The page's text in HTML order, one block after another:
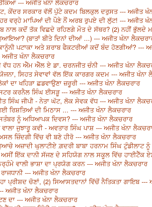
--- ਅਜੀਤ ਖੰਨਾ ਲੈਕਚਰਾਰ
ਕੇਂਦਰ ਸਰਕਾਰ ਵੱਲੋਂ ਪੁੱਟੇ ਕਦਮ ਬਿਲਕੁਲ ਦਰੁਸਤ --- ਅਜੀਤ
ਵਰ੍ਹੇ ਮਾਪਿਆਂ ਦੀ ਪੌਣੇ ਨੌਂ ਅਰਬ ਰੁਪਏ ਦੀ ਲੁੱਟ! --- ਅਜੀਤ
ਨਾਲ ਕਦੋਂ ਤੱਕ ਵਿਛਦੇ ਰਹਿਣਗੇ ਮੌਤ ਦੇ ਸੱਥਰ? (2) ਨਹੀਂ ਭੁੱਲਦੇ
(ਬਾਤਾਂ ਬੀਤੇ ਦਿਨਾਂ ਦੀਆਂ ...) --- ਅਜੀਤ ਖੰਨਾ
ਪਟਾਕਾ ਅਤੇ ਸ਼ਰਾਬ ਫੈਕਟਰੀਆਂ ਕਦੋਂ ਬੰਦ ਹੋਣਗੀਆਂ? ---
ਖੰਨਾ ਲੈਕਚਰਾਰ
ਹਨ ਐੱਮ ਐੱਲ ਏ ਡਾ. ਚਰਨਜੀਤ ਚੰਨੀ --- ਅਜੀਤ ਖੰਨਾ
ਸਿਹਤ ਸੇਵਾਵਾਂ ਵੱਲ ਇੱਕ ਕਾਰਗਰ ਕਦਮ --- ਅਜੀਤ ਖੰਨਾ
ਦਾ ਖਹਿੜਾ ਛਡਵਾਉਣਾ ਜ਼ਰੂਰੀ --- ਅਜੀਤ ਖੰਨਾ ਲੈਕਚਰਾਰ
ਕਰਨੈਲ ਸਿੰਘ ਈਸੜੂ --- ਅਜੀਤ ਖੰਨਾ ਲੈਕਚਰਾਰ
ਸਿੰਘ ਜੀਪੀ - ਨੇਤਾ ਘੱਟ, ਲੋਕ ਸੇਵਕ ਵੱਧ --- ਅਜੀਤ ਖੰਨਾ
ਰਿਸ਼ਤਿਆਂ ਦੀ ਮਿਠਾਸ ... --- ਅਜੀਤ ਖੰਨਾ ਲੈਕਚਰਾਰ
ਨੂੰ ਅਧਿਆਪਕ ਦਿਵਸ? --- ਅਜੀਤ ਖੰਨਾ ਲੈਕਚਰਾਰ
ਜੁਝਾਰੂ ਕਵੀ - ਅਵਤਾਰ ਸਿੰਘ ਪਾਸ਼ --- ਅਜੀਤ ਖੰਨਾ
ਜ਼ਿੰਦਗੀ ਵਿੱਚ ਵੀ ਬਣੇ ਹੀਰੋ --- ਅਜੀਤ ਖੰਨਾ ਲੈਕਚਰਾਰ
ਅਜ਼ਾਦੀ ਘੁਲਾਟੀਏ ਗ਼ਦਰੀ ਬਾਬਾ ਹਰਨਾਮ ਸਿੰਘ ਟੁੰਡੀਲਾਟ
ਅਸੀਂ ਇੱਕ ਦਾਨੀ ਸੱਜਣ ਦੇ ਸਹਿਯੋਗ ਨਾਲ ਸਕੂਲ ਵਿੱਚ ਹਾਈਟੈੱਕ
ਵਾਲੀ ਭਾਸ਼ਾ ਦਾ ਪ੍ਰਯੋਗ ਕਰਨ --- ਅਜੀਤ ਖੰਨਾ ਲੈਕਚਰਾਰ
--- ਅਜੀਤ ਖੰਨਾ ਲੈਕਚਰਾਰ
ਪ੍ਰੀਸ਼ਦ ਚੋਣਾਂ, (2) ਸਿਆਸਤਦਾਨਾਂ ਵਿੱਚੋਂ ਨੈਤਿਕਤਾ ਗਾਇਬ ---
ਅਜੀਤ ਖੰਨਾ ਲੈਕਚਰਾਰ
ਦਾ --- ਅਜੀਤ ਖੰਨਾ ਲੈਕਚਰਾਰ